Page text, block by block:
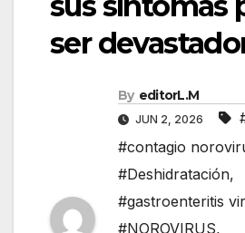
ser
By editorL.M
JUN 2, 2026
#contagio
#Deshidratación,
#gastroenteritis
#NOROVIRUS,